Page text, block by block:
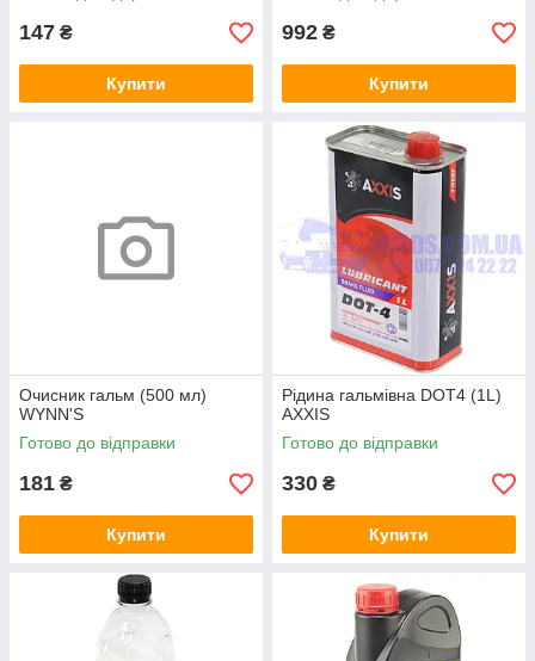
147 ₴
Купити
992 ₴
Купити
Очисник гальм (500 мл)
WYNN'S
Готово до відправки
181 ₴
Купити
Рідина гальмівна DOT4 (1L)
AXXIS
Готово до відправки
330 ₴
Купити